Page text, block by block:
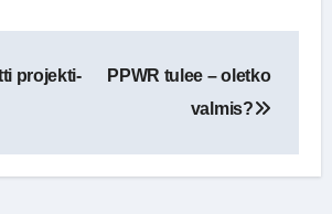
projekti-
PPWR tulee – oletko
valmis?